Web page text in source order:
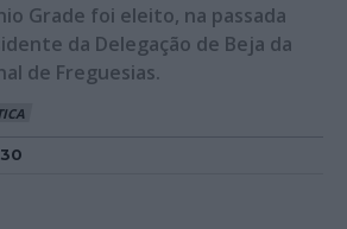
Grade foi eleito, na passada
da Delegação de Beja da
de Freguesias.